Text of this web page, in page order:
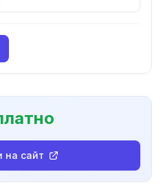
блогеров на
специалистов,
и блогеров.
на сайт